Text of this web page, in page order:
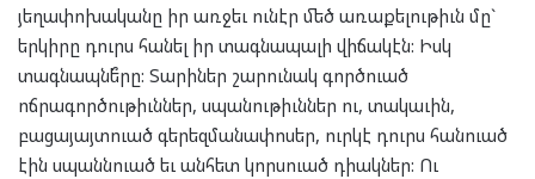
յեղափոխականը իր առջեւ ունէր մեծ առաքելութիւն մը`
երկիրը դուրս հանել իր տագնապալի վիճակէն: Իսկ
տագնապնե՞րը: Տարիներ շարունակ գործուած
ոճրագործութիւններ, սպանութիւններ ու, տակաւին,
բացայայտուած գերեզմանափոսեր, ուրկէ դուրս հանուած
էին սպաննուած եւ անհետ կորսուած դիակներ: Ու